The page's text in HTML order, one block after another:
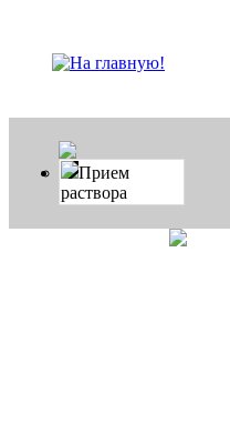
Прием
раствора